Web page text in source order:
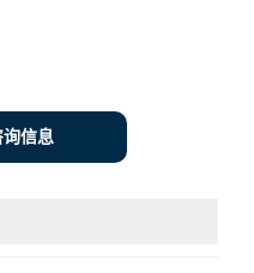
信息